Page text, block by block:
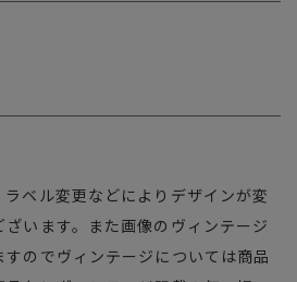
ベル変更などによりデザインが変
います。また画像のヴィンテージ
すのでヴィンテージについては商品